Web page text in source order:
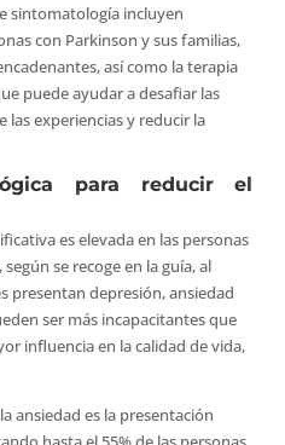
sintomatología incluyen
con Parkinson y sus familias,
así como la terapia
puede ayudar a desafiar las
experiencias y reducir la
para reducir el
es elevada en las personas
se recoge en la guía, al
presentan depresión, ansiedad
ser más incapacitantes que
influencia en la calidad de vida,
ansiedad es la presentación